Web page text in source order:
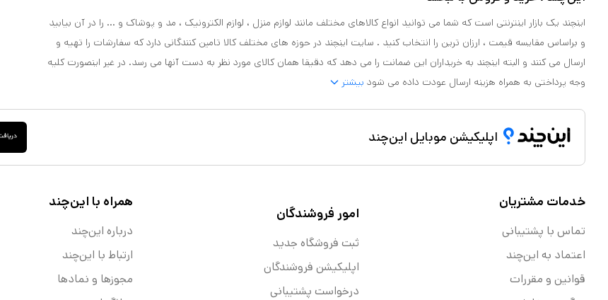
اینچند یک بازار اینترنتی است که شما می توانید انواع کالاهای مختلف مانند لوازم منزل ، لوازم الکترونیک ، مد و پوشاک و ... را در آن بیابید
و براساس مقایسه قیمت ، ارزان ترین را انتخاب کنید . سایت اینچند در حوزه های مختلف کالا تامین کنندگانی دارد که سفارشات را تهیه و
ارسال می کنند و البته اینچند به خریداران این ضمانت را می دهد که دقیقا همان کالای مورد نظر به دست آنها می رسد. در غیر اینصورت کلیه
وجه پرداختی به همراه هزینه ارسال عودت داده می شود بیشتر
اپلیکیشن موبایل این‌چند
خدمات مشتریان
تماس با پشتیبانی
اعتماد به این‌چند
قوانین و مقررات
امور فروشندگان
ثبت فروشگاه جدید
اپلیکیشن فروشندگان
درخواست پشتیبانی
همراه با این‌چند
درباره این‌چند
ارتباط با این‌چند
مجوزها و نماد‌ها